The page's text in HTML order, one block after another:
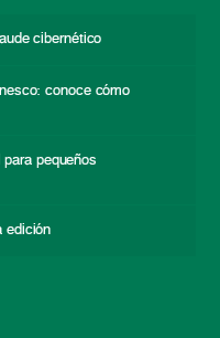
cibernético
conoce cómo
pequeños
edición